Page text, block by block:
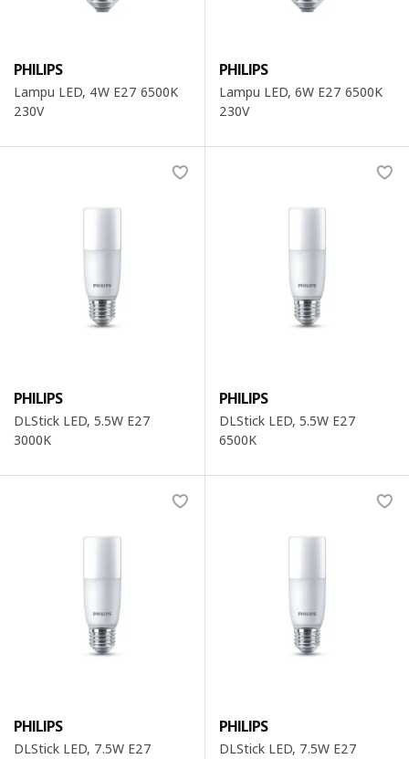
PHILIPS
Lampu LED, 4W E27 6500K
230V
PHILIPS
Lampu LED, 6W E27 6500K
230V
PHILIPS
DLStick LED, 5.5W E27
3000K
PHILIPS
DLStick LED, 5.5W E27
6500K
PHILIPS
DLStick LED, 7.5W E27
PHILIPS
DLStick LED, 7.5W E27